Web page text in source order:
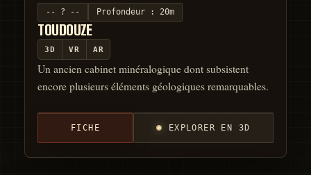
-- ? -- Profondeur : 20m
TOUDOUZE
3D VR AR
Un ancien cabinet minéralogique dont subsistent
encore plusieurs éléments géologiques remarquables.
FICHE EXPLORER EN 3D